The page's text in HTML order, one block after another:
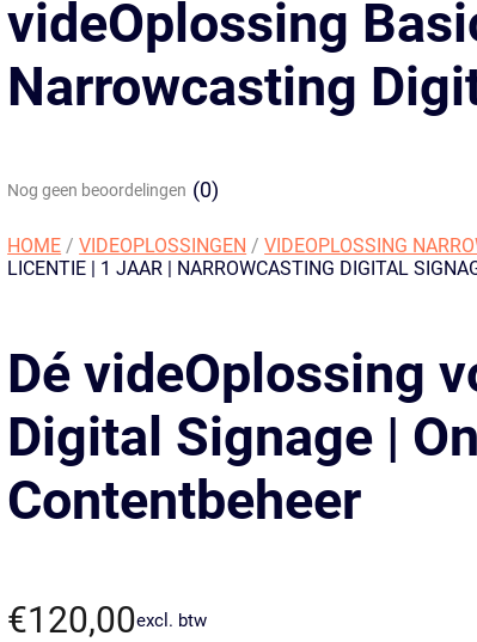
videOplossing
Narrowcasting
Nog geen beoordelingen (0)
HOME /VIDEOPLOSSINGEN /VIDEOPLOSSING
LICENTIE | 1 JAAR | NARROWCASTING DIGITAL
Dé videOplossing
Digital Signage |
Contentbeheer
€120,00excl. btw